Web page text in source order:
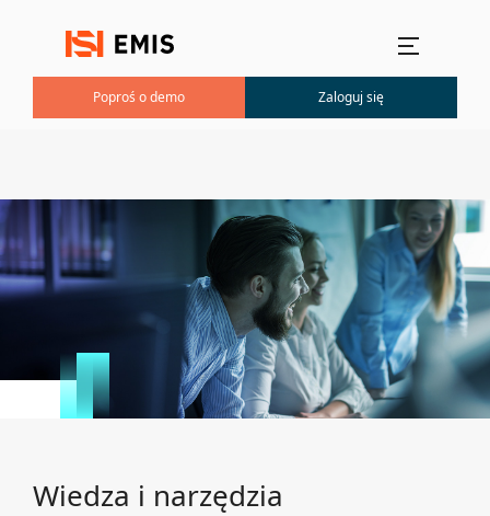
Poproś o demo Zaloguj się
Wiedza i narzędzia